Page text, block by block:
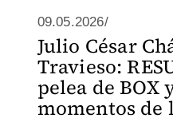
09.05.2026/
Julio César
Travieso:
pelea de BOX
momentos de